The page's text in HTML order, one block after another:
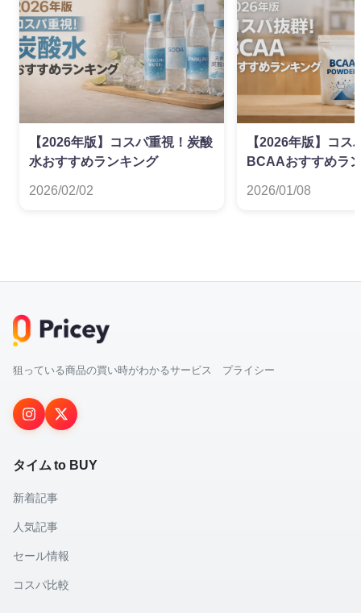
【2026年版】コスパ重視！炭酸
水おすすめランキング
2026/02/02
【2026年版】コス
BCAAおすすめラ
2026/01/08
狙っている商品の買い時がわかるサービス プライシー
タイム to BUY
新着記事
人気記事
セール情報
コスパ比較